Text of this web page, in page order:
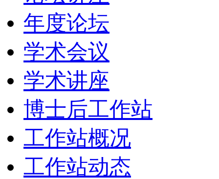
年度论坛
学术会议
学术讲座
博士后工作站
工作站概况
工作站动态